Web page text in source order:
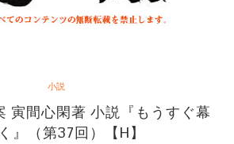
小説
寅間心閑著 小説『もうすぐ幕
』（第37回）【H】